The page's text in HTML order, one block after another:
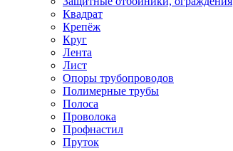
Квадрат
Крепёж
Круг
Лента
Лист
Опоры трубопроводов
Полимерные трубы
Полоса
Проволока
Профнастил
Пруток